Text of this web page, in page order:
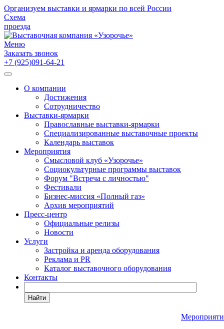
Организуем выставки и ярмарки по всей России
Схема
проезда
Меню
Заказать звонок
+7 (925)091-64-21
О компании
Достижения
Сотрудничество
Выставки-ярмарки
Православные выставки-ярмарки
Специализированные выставочные проекты
Календарь выставок
Мероприятия
Смысловой клуб «Узорочье»
Социокультурные программы выставок
Форум "Встреча с личностью"
Фестивали
Бизнес-миссия «Полный газ»
Архив мероприятий
Пресс-центр
Официальные релизы
Новости
Услуги
Застройка и аренда оборудования
Реклама и PR
Каталог выставочного оборудования
Контакты
Найти